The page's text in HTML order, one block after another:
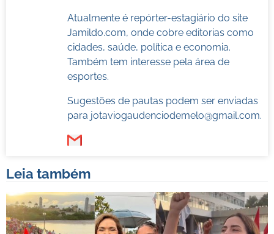
Atualmente é repórter-estagiário do site
Jamildo.com, onde cobre editorias como
cidades, saúde, política e economia.
Também tem interesse pela área de
esportes.
Sugestões de pautas podem ser enviadas
para jotaviogaudenciodemelo@gmail.com.
Leia também